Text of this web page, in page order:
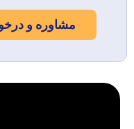
مشاوره و